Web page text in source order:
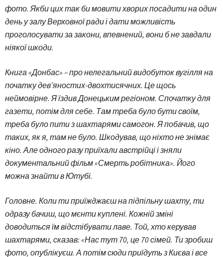
фото. Якби цих так би мовити хворих посадити на один
день у залу Верховної ради і дати можливість
проголосувати за закони, впевнений, вони б не завдали
ніякої шкоди.
Книга «Донбас» – про нелегальний видобуток вугілля на
початку дев’яностих-двохтисячних. Це щось
неймовірне. Я їздив Донецьким регіоном. Спочатку для
газети, потім для себе. Там треба було бути своїм,
треба було пити з шахтарями самогон. Я побачив, що
таких, як я, там не було. Шкодував, що ніхто не знімає
кіно. Але одного разу приїхали австрійці і зняли
документальний фільм «Смерть робітника». Його
можна знайти в Ютубі.
Головне. Коли ти приїжджаєш на підпільну шахту, ти
одразу бачиш, що мєнти куплені. Кожній зміні
доводиться їм відстібувати лаве. Той, хто керував
шахтарями, сказав: «Нас тут 70, це 70 сімей. Ти зробиш
фото, опублікуєш. А потім сюди приїдуть з Києва і все